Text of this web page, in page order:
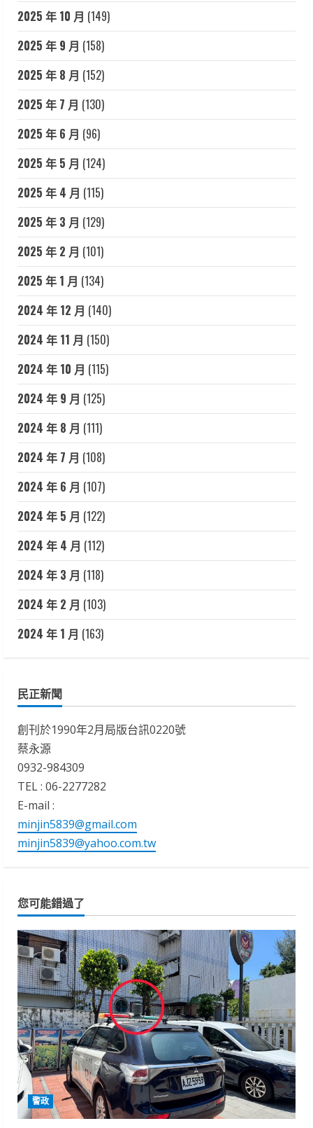
2025 年 10 月 (149)
2025 年 9 月 (158)
2025 年 8 月 (152)
2025 年 7 月 (130)
2025 年 6 月 (96)
2025 年 5 月 (124)
2025 年 4 月 (115)
2025 年 3 月 (129)
2025 年 2 月 (101)
2025 年 1 月 (134)
2024 年 12 月 (140)
2024 年 11 月 (150)
2024 年 10 月 (115)
2024 年 9 月 (125)
2024 年 8 月 (111)
2024 年 7 月 (108)
2024 年 6 月 (107)
2024 年 5 月 (122)
2024 年 4 月 (112)
2024 年 3 月 (118)
2024 年 2 月 (103)
2024 年 1 月 (163)
民正新聞
創刊於1990年2月局版台訊0220號
蔡永源
0932-984309
TEL : 06-2277282
E-mail :
minjin5839@gmail.com
minjin5839@yahoo.com.tw
您可能錯過了
警政